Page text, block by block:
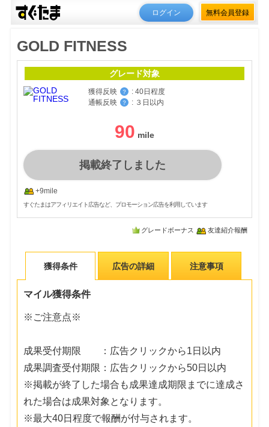
ログイン 無料会員登録
GOLD FITNESS
グレード対象
獲得反映 ？ : 40日程度
通帳反映
？ : ３日以内
90
掲載終了しました
+9mile
すぐたまはアフィリエイト広告など、プロモーション広告を利用しています
グレードボーナス 友達紹介報酬
獲得条件 広告の詳細 注意事項
マイル獲得条件
※ご注意点※
成果受付期限 ：広告クリックから1日以内
成果調査受付期限：広告クリックから50日以内
※掲載が終了した場合も成果達成期限までに達成さ
れた場合は成果対象となります。
※最大40日程度で報酬が付与されます。